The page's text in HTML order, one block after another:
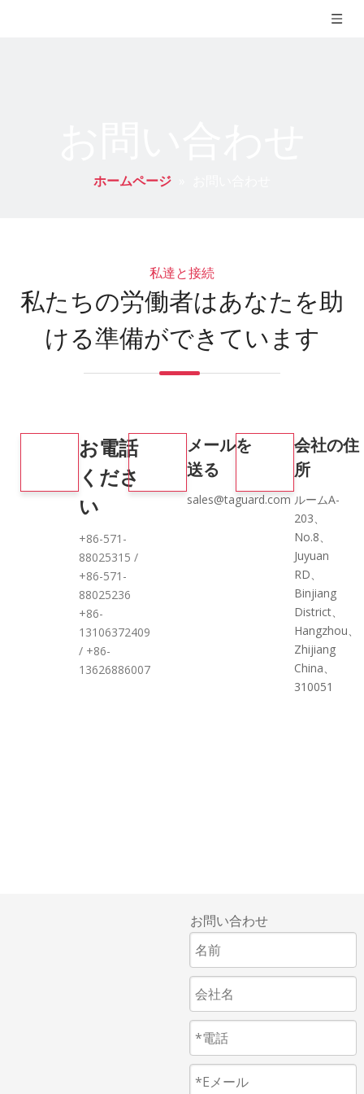
ホームページ
私達と接続
私たちの労働者はあなたを助
ける準備ができています
お電話
くださ
い
+86-571-
88025315 /
+86-571-
88025236
+86-
13106372409
/ +86-
13626886007
メールを
送る
sales@taguard.com
会社の住
所
ルームA-
203、
No.8、
Juyuan
RD、
Binjiang
District、
Hangzhou、
Zhijiang
China、
310051
お問い合わせ